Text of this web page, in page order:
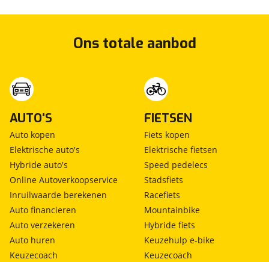
Ons totale aanbod
AUTO'S
Auto kopen
Elektrische auto's
Hybride auto's
Online Autoverkoopservice
Inruilwaarde berekenen
Auto financieren
Auto verzekeren
Auto huren
Keuzecoach
FIETSEN
Fiets kopen
Elektrische fietsen
Speed pedelecs
Stadsfiets
Racefiets
Mountainbike
Hybride fiets
Keuzehulp e-bike
Keuzecoach